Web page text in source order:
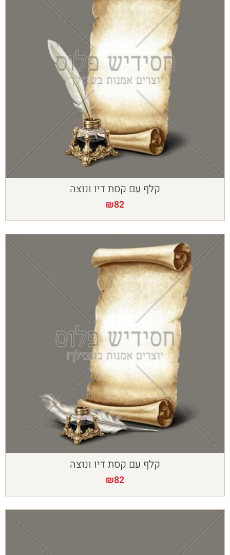
קלף עם קסת דיו ונוצה
₪82
קלף עם קסת דיו ונוצה
₪82